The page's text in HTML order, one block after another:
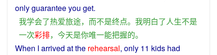
onlyguaranteeyou get.
我学会了热爱旅途， 而不是终点。 我明白了人生不是
一次彩排， 今天是你唯一能把握的。
When I arrived at the rehearsal, only 11 kids had